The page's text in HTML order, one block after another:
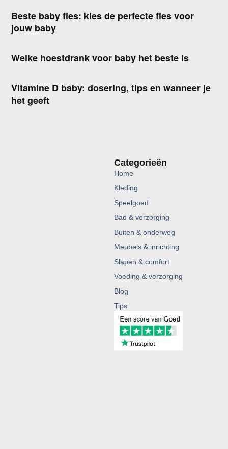
Categorieën
Home
Kleding
Speelgoed
Bad & verzorging
Buiten & onderweg
Meubels & inrichting
Slapen & comfort
Voeding & verzorging
Blog
Tips
Beste baby fles: kies de perfecte fles voor
jouw baby
Welke hoestdrank voor baby het beste is
Vitamine D baby: dosering, tips en wanneer je
het geeft